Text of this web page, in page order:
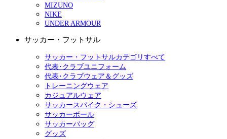
MIZUNO
NIKE
UNDER ARMOUR
サッカー・フットサル
サッカー・フットサルカテゴリすべて
代表･クラブユニフォーム
代表･クラブウェア＆グッズ
トレーニングウェア
カジュアルウェア
サッカースパイク・シューズ
サッカーボール
サッカーバッグ
グッズ